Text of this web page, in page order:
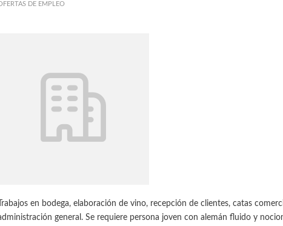
DE EMPLEO
Trabajos en bodega, elaboración de vino, recepción de clientes, catas
general. Se requiere persona joven con alemán fluido y